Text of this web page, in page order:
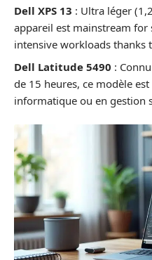
Dell XPS 13 : Ultra léger
appareil est mainstream
intensive workloads thanks
Dell Latitude 5490 :
de 15 heures, ce modèle
informatique ou en gestion